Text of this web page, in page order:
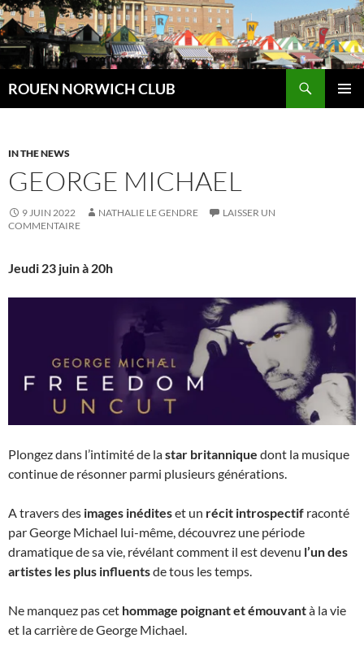
Aller
au
contenu
ROUEN NORWICH CLUB
IN THE NEWS
GEORGE MICHAEL
9 JUIN 2022 NATHALIE LE GENDRE
LAISSER UN
COMMENTAIRE
Jeudi 23 juin à 20h
Plongez dans l’intimité de lastar britannique dont la musique
continue de résonner parmi plusieurs générations.
A travers des images inéditeset un récit introspectif raconté
par George Michael lui-même, découvrez une période
dramatique de sa vie, révélant comment il est devenu l’un des
artistes les plus influentsde tous les temps.
Ne manquez pas cet hommage poignant et émouvantà la vie
et la carrière de George Michael.